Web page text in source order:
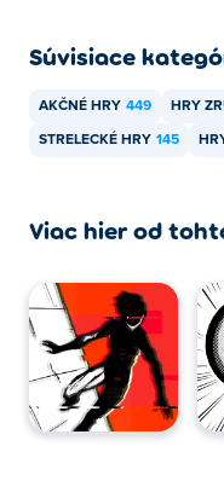
zariadeniach, ako sú
Súvisiace
AKČNÉ HRY 449 HRY
STRELECKÉ HRY 145
Viac hier od